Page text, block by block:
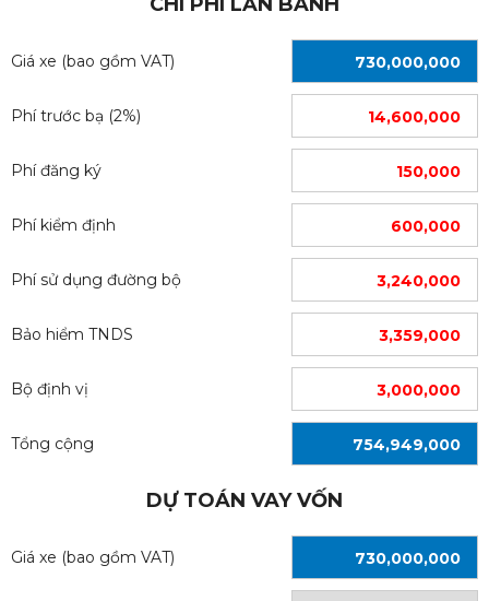
Giá xe (bao gồm VAT) 730,000,000
Phí trước bạ (2%) 14,600,000
Phí đăng ký 150,000
Phí kiểm định 600,000
Phí sử dụng đường bộ 3,240,000
Bảo hiểm TNDS 3,359,000
Bộ định vị 3,000,000
Tổng cộng 754,949,000
DỰ TOÁN VAY VỐN
Giá xe (bao gồm VAT) 730,000,000